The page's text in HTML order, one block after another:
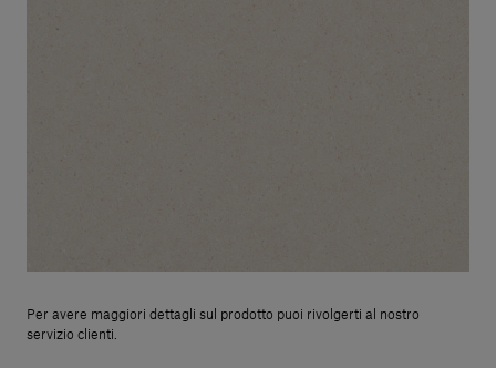
Per avere maggiori dettagli sul prodotto puoi rivolgerti al nostro
servizio clienti.